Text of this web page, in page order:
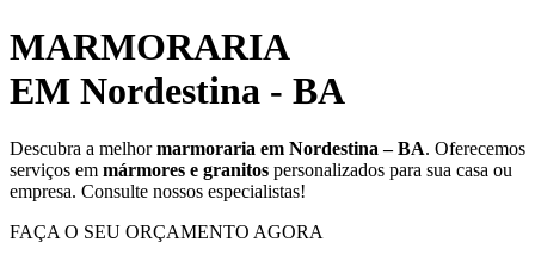
MARMORARIA
EM Nordestina - BA
Descubra a melhormarmoraria em Nordestina – BA. Oferecemos
serviços em mármores e granitos personalizados para sua casa ou
empresa. Consulte nossos especialistas!
FAÇA O SEU ORÇAMENTO AGORA